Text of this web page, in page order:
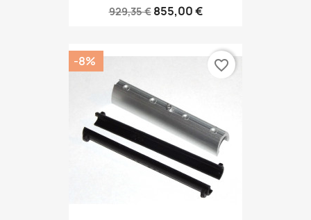
929,35 € 855,00 €
-8% favorite_border